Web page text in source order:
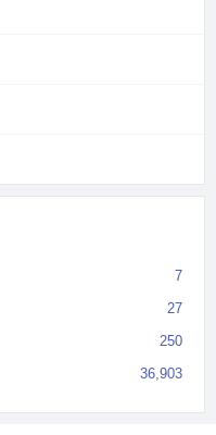
7
27
250
36,903